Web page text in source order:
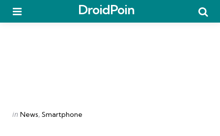
DroidPoin
Categories
Posted
in News Smartphone